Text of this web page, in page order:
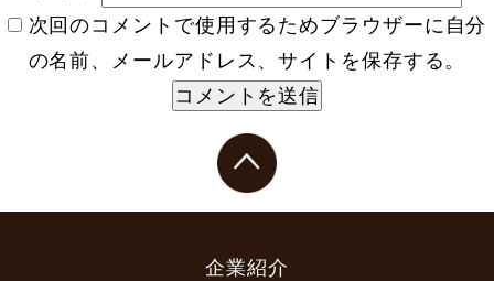
次回のコメントで使用するためブラウザーに自分
の名前、メールアドレス、サイトを保存する。
企業紹介